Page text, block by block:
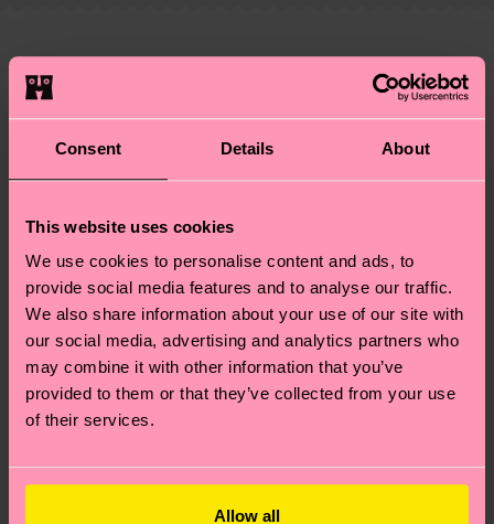
Consent Details About
This website uses cookies
We use cookies to personalise content and ads, to
provide social media features and to analyse our traffic.
We also share information about your use of our site with
our social media, advertising and analytics partners who
may combine it with other information that you’ve
provided to them or that they’ve collected from your use
of their services.
Allow all
dass es sich hierbei um einen Richtwert handelt
und die genaue Lieferzeit von der lokalen Post in
am häufigsten gestellten Fragen.
Neuheit